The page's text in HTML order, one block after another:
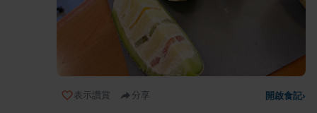
表示讚賞 分享 開啟食記›